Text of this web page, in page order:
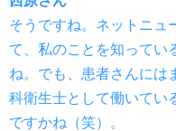
そうですね。ネットニュ
て、私のことを知ってい
ね。でも、患者さんには
科衛生士として働いてい
ですかね（笑）。